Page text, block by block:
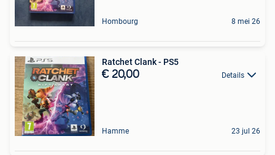
Hombourg 8 mei 26
Ratchet Clank - PS5
€ 20,00 Details
Hamme 23 jul 26